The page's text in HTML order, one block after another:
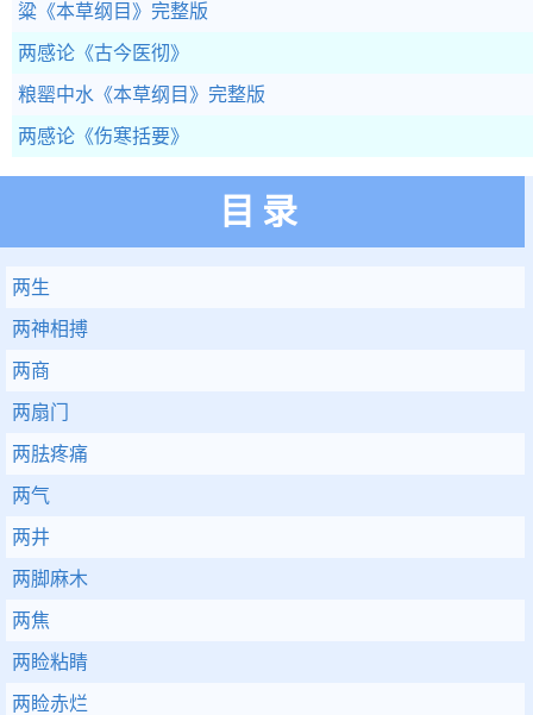
粱 《本草纲目》完整版
两感论 《古今医彻》
粮罂中水 《本草纲目》完整版
两感论 《伤寒括要》
目录
两生
两神相搏
两商
两扇门
两胠疼痛
两气
两井
两脚麻木
两焦
两睑粘睛
两睑赤烂